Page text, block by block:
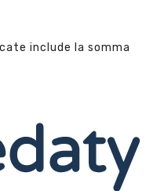
include la somma